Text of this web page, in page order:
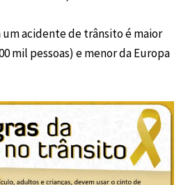
um acidente de trânsito é maior
mil pessoas) e menor da Europa